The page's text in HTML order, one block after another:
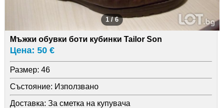
1 / 6
Мъжки обувки боти кубинки Tailor Son
Цена: 50 €
Размер: 46
Състояние: Използвано
Доставка: За сметка на купувача